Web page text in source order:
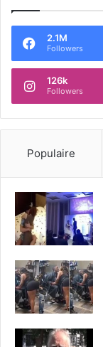
2.1M
Followers
126k
Followers
Populaire